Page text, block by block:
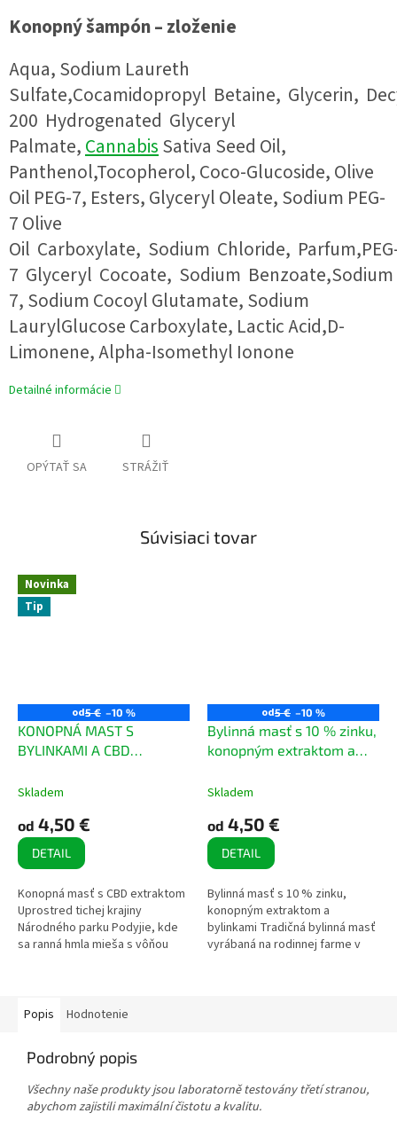
Konopný šampón – zloženie
Aqua, Sodium Laureth
Sulfate,Cocamidopropyl Betaine, Glycerin,
200 Hydrogenated Glyceryl
Palmate,CannabisSativa Seed Oil,
Panthenol,Tocopherol, Coco-Glucoside, Olive
Oil PEG-7, Esters, Glyceryl Oleate, Sodium PEG-
7 Olive
Oil Carboxylate, Sodium Chloride,
7 Glyceryl Cocoate, Sodium
7, Sodium Cocoyl Glutamate, Sodium
LaurylGlucose Carboxylate, Lactic Acid,D-
Limonene, Alpha-Isomethyl Ionone
Detailné informácie
OPÝTAŤ SA STRÁŽIŤ
Súvisiaci tovar
Novinka
Tip
od5 € –10 %
KONOPNÁ MAST S
BYLINKAMI A CBD
Skladem
od 4,50 €
DETAIL
Konopná masť s CBD extraktom
Uprostred tichej krajiny
Národného parku Podyjie, kde
sa ranná hmla mieša s vôňou
od5 € –10 %
Bylinná masť s 10 % zinku,
konopným extraktom a
Skladem
od 4,50 €
DETAIL
Bylinná masť s 10 % zinku,
konopným extraktom a
bylinkami Tradičná bylinná masť
vyrábaná na rodinnej farme v
Popis
Hodnotenie
Podrobný popis
Všechny naše produkty jsou laboratorně testovány třetí stranou,
abychom zajistili maximální čistotu a kvalitu.